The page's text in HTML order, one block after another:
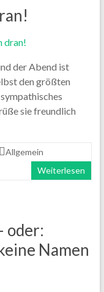
der Abend ist
den größten
sie freundlich
Allgemein
Weiterlesen
oder:
Namen